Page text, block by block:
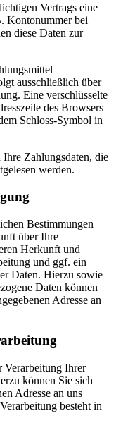
Vertrags eine
Kontonummer bei
diese Daten zur
ausschließlich über
Eine verschlüsselte
des Browsers
Schloss-Symbol in
Zahlungsdaten, die
werden.
Bestimmungen
über Ihre
Herkunft und
und ggf. ein
Daten. Hierzu sowie
Daten können
Adresse an
Verarbeitung Ihrer
können Sie sich
Adresse an uns
besteht in